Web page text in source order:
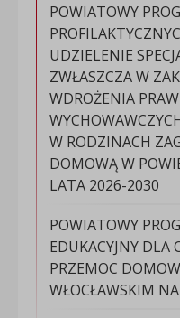
POWIATOWY
UDZIELENIE
ZWŁASZCZA W
WDROŻENIA
W RODZINACH
DOMOWĄ W
LATA 2026-2030
POWIATOWY
EDUKACYJNY DLA
PRZEMOC
WŁOCŁAWSKIM